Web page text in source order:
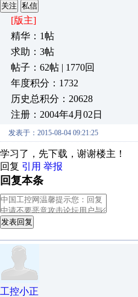
关注 私信
[版主]
精华：1帖
求助：3帖
帖子：62帖 | 1770回
年度积分：1732
历史总积分：20628
注册：2004年4月02日
发表于：2015-08-04 09:21:25
学习了，先下载，谢谢楼主！
回复 引用 举报
回复本条
发表回复
工控小正